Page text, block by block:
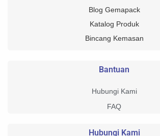
Blog Gemapack
Katalog Produk
Bincang Kemasan
Bantuan
Hubungi Kami
FAQ
Hubungi Kami